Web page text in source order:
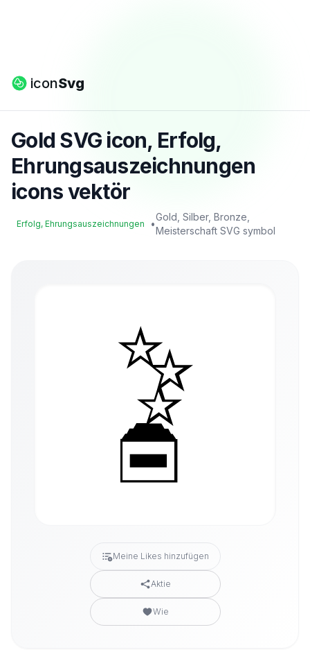
iconSvg
Gold SVG icon, Erfolg,
Ehrungsauszeichnungen
icons vektör
Erfolg, Ehrungsauszeichnungen •
Gold, Silber, Bronze,
Meisterschaft SVG symbol
Meine Likes hinzufügen
Aktie
Wie